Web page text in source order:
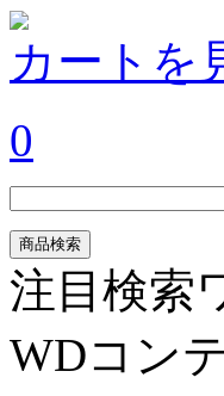
カートを
0
注目検索
WDコン